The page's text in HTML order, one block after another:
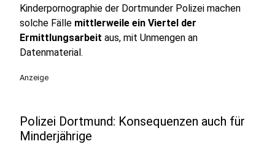
Kinderpornographie der Dortmunder Polizei machen
solche Fälle mittlerweile ein Viertel der
Ermittlungsarbeit aus, mit Unmengen an
Datenmaterial.
Anzeige
Polizei Dortmund: Konsequenzen auch für
Minderjährige